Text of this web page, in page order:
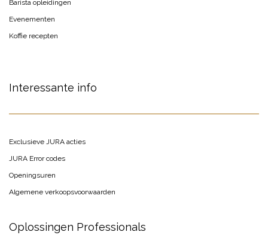
Barista opleidingen
Evenementen
Koffie recepten
Interessante info
Exclusieve JURA acties
JURA Error codes
Openingsuren
Algemene verkoopsvoorwaarden
Oplossingen Professionals